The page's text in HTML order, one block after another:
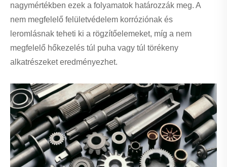
nagymértékben ezek a folyamatok határozzák meg. A
nem megfelelő felületvédelem korróziónak és
leromlásnak teheti ki a rögzítőelemeket, míg a nem
megfelelő hőkezelés túl puha vagy túl törékeny
alkatrészeket eredményezhet.